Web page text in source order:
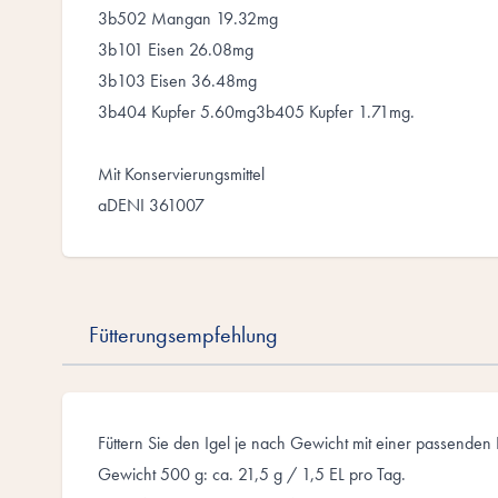
3b502 Mangan 19.32mg
3b101 Eisen 26.08mg
3b103 Eisen 36.48mg
3b404 Kupfer 5.60mg3b405 Kupfer 1.71mg.
Mit Konservierungsmittel
aDENI 361007
Fütterungsempfehlung
Füttern Sie den Igel je nach Gewicht mit einer passenden
Gewicht 500 g: ca. 21,5 g / 1,5 EL pro Tag.